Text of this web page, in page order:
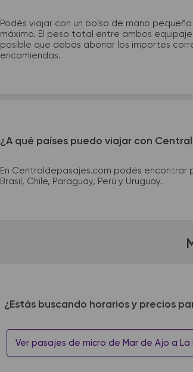
Podés viajar con un bolso de mano
máximo. El peso total entre ambos
posible que debas abonar los importes
encomiendas.
¿A qué países puedo viajar con Central
En Centraldepasajes.com podés encontrar
Brasil, Chile, Paraguay, Perú y Uruguay.
¿Estás buscando horarios y precios
Ver pasajes de micro de Mar de Ajo a La